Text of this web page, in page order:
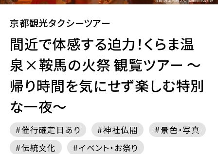
京都観光タクシーツアー
間近で体感する迫力！くらま温
泉×鞍馬の火祭 観覧ツアー ～
帰り時間を気にせず楽しむ特別
な一夜～
催行確定日あり 神社仏閣
景色・写真
伝統文化
イベント・お祭り